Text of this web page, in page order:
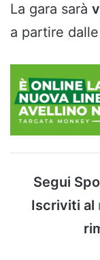
La gara sarà
a partire dalle
Segui
Iscriviti al